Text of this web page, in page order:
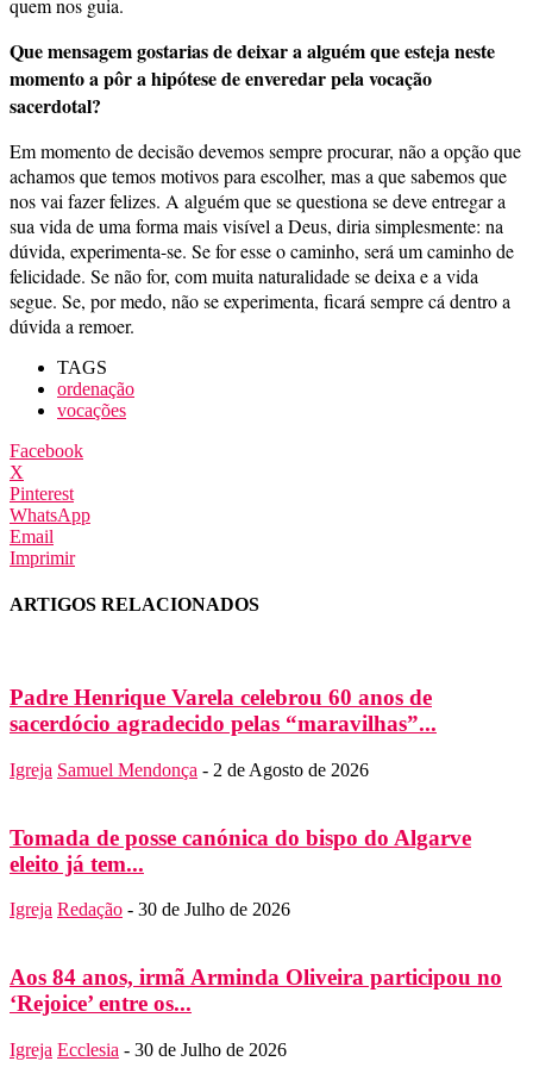
quem nos guia.
Que mensagem gostarias de deixar a alguém que esteja neste
momento a pôr a hipótese de enveredar pela vocação
sacerdotal?
Em momento de decisão devemos sempre procurar, não a opção que
achamos que temos motivos para escolher, mas a que sabemos que
nos vai fazer felizes. A alguém que se questiona se deve entregar a
sua vida de uma forma mais visível a Deus, diria simplesmente: na
dúvida, experimenta-se. Se for esse o caminho, será um caminho de
felicidade. Se não for, com muita naturalidade se deixa e a vida
segue. Se, por medo, não se experimenta, ficará sempre cá dentro a
dúvida a remoer.
TAGS
ordenação
vocações
Facebook
X
Pinterest
WhatsApp
Email
Imprimir
ARTIGOS RELACIONADOS
Padre Henrique Varela celebrou 60 anos de
sacerdócio agradecido pelas “maravilhas”...
Igreja Samuel Mendonça - 2 de Agosto de 2026
Tomada de posse canónica do bispo do Algarve
eleito já tem...
Igreja Redação - 30 de Julho de 2026
Aos 84 anos, irmã Arminda Oliveira participou no
‘Rejoice’ entre os...
Igreja Ecclesia - 30 de Julho de 2026